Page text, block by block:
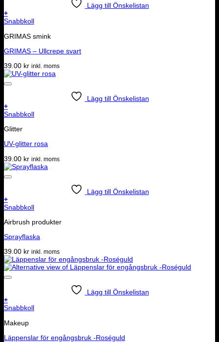
Lägg till Önskelistan
+
Snabbkoll
GRIMAS smink
GRIMAS – Ullcrepe svart
39.00 kr inkl. moms
Lägg till Önskelistan
+
Snabbkoll
Glitter
UV-glitter rosa
39.00 kr inkl. moms
Lägg till Önskelistan
+
Snabbkoll
Airbrush produkter
Sprayflaska
39.00 kr inkl. moms
Lägg till Önskelistan
+
Snabbkoll
Makeup
Läppenslar för engångsbruk -Roséguld